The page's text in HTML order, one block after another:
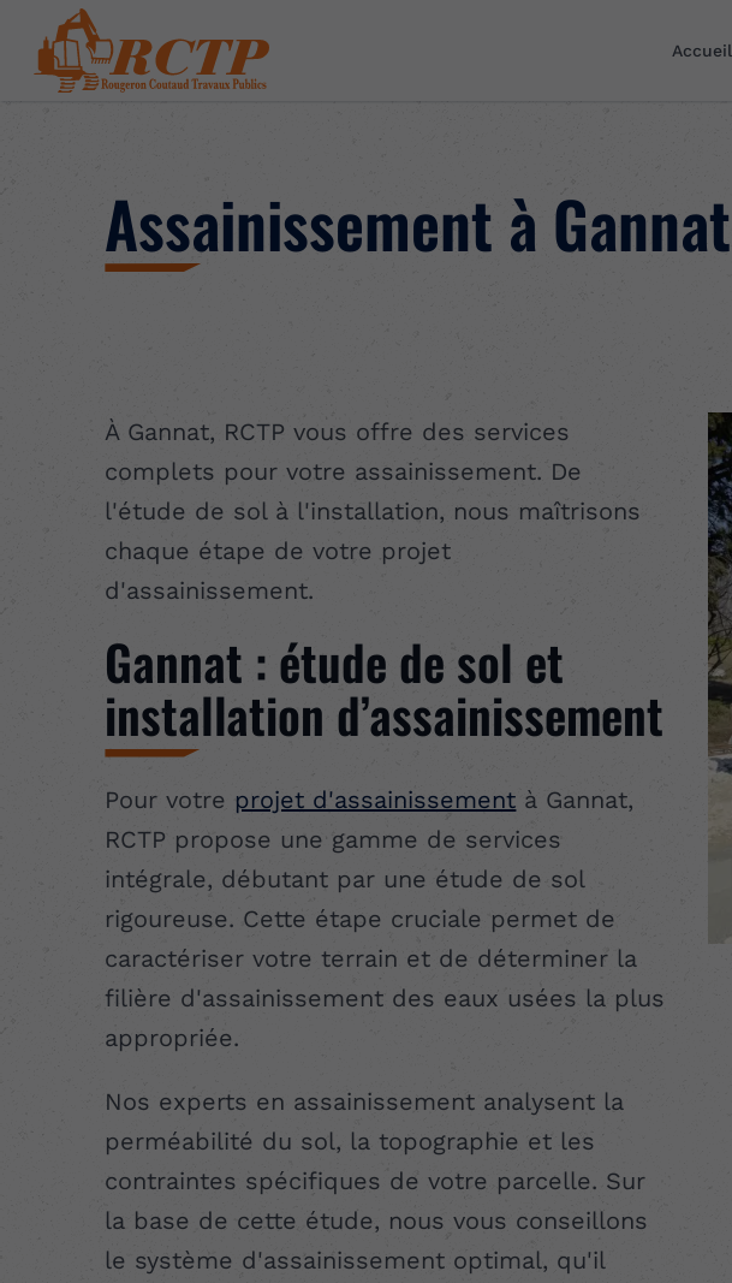
Accueil
Assainissement à Gannat
À Gannat, RCTP vous offre des services
complets pour votre assainissement. De
l'étude de sol à l'installation, nous maîtrisons
chaque étape de votre projet
d'assainissement.
Gannat : étude de sol et
installation d’assainissement
Pour votre projet d'assainissement à Gannat,
RCTP propose une gamme de services
intégrale, débutant par une étude de sol
rigoureuse. Cette étape cruciale permet de
caractériser votre terrain et de déterminer la
filière d'assainissement des eaux usées la plus
appropriée.
Nos experts en assainissement analysent la
perméabilité du sol, la topographie et les
contraintes spécifiques de votre parcelle. Sur
la base de cette étude, nous vous conseillons
le système d'assainissement optimal, qu'il